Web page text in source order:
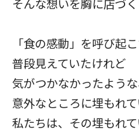
そんな想いを胸に店づ
「食の感動」を呼び起
普段見えていたけれど
気がつかなかったような
意外なところに埋もれて
私たちは、その埋もれ